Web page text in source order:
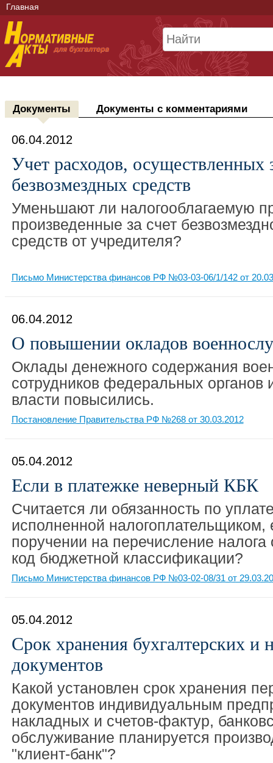
Главная
Документы Документы с комментариями
06.04.2012
Учет расходов, осуществленных
безвозмездных средств
Уменьшают ли налогооблагаемую
произведенные за счет
средств от учредителя?
Письмо Министерства финансов РФ №03-03-06/1/142 от
06.04.2012
О повышении окладов
Оклады денежного содержания
сотрудников федеральных органов
власти повысились.
Постановление Правительства РФ №268 от 30.03.2012
05.04.2012
Если в платежке неверный КБК
Считается ли обязанность по
исполненной
поручении на перечисление
код бюджетной классификации?
Письмо Министерства финансов РФ №03-02-08/31 от
05.04.2012
Срок хранения бухгалтерских и
документов
Какой установлен срок хранения
документов индивидуальным
накладных и счетов-фактур,
обслуживание планируется
"клиент-банк"?